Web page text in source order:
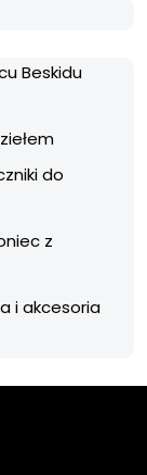
Beskidu
do
z
i akcesoria